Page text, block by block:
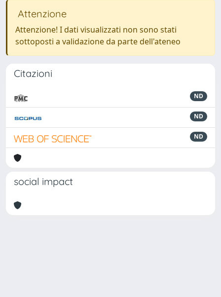
Attenzione
Attenzione! I dati visualizzati non sono stati
sottoposti a validazione da parte dell'ateneo
Citazioni
ND
ND
ND
social impact